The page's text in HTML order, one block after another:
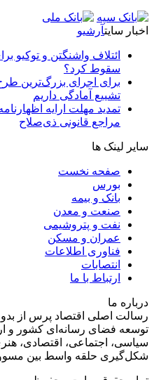
اخبار سایتآرشیو
ائتلاف واشنگتن و توکیو
سقوط کرد؟
برای اجرای بزرگ‌ترین
تشییع آمادگی داریم
تمدید مهلت ارایه
مراجع قانونی ذی‌‏صلاح
سایر لینک ها
صفحه نخست
بورس
بانک و بیمه
صنعت و معدن
نفت و پتروشیمی
عمران و مسکن
فناوری اطلاعات
انتصابات
ارتباط با ما
درباره ما
رسالت اصلی اقتصاد پرس از
توسعه فضای رسانه‌ای کشور و
سیاسی، اجتماعی، اقتصادی،
شکل‌گیری حلقه واسط بین